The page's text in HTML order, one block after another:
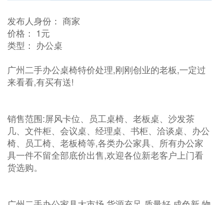
发布人身份： 商家
价格： 1元
类型： 办公桌
广州二手办公桌椅特价处理,刚刚创业的老板,一定过
来看看,有买有送!
销售范围:屏风卡位、员工桌椅、老板桌、沙发茶
几、文件柜、会议桌、经理桌、书柜、洽谈桌、办公
椅、员工椅、老板椅等,各类办公家具、所有办公家
具一件不留全部底价出售,欢迎各位新老客户上门看
货选购。